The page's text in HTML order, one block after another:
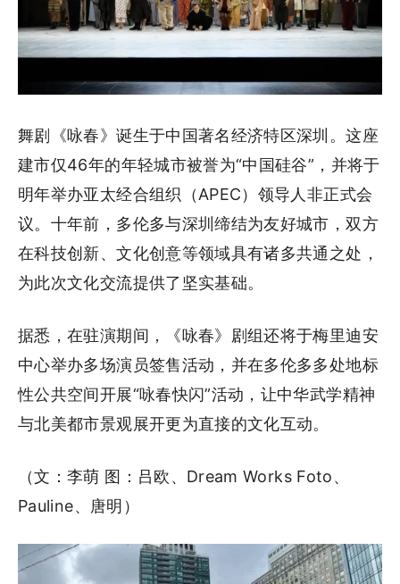
舞剧《咏春》诞生于中国著名经济特区深圳。这座
建市仅46年的年轻城市被誉为“中国硅谷”，并将于
明年举办亚太经合组织（APEC）领导人非正式会
议。十年前，多伦多与深圳缔结为友好城市，双方
在科技创新、文化创意等领域具有诸多共通之处，
为此次文化交流提供了坚实基础。
据悉，在驻演期间，《咏春》剧组还将于梅里迪安
中心举办多场演员签售活动，并在多伦多多处地标
性公共空间开展“咏春快闪”活动，让中华武学精神
与北美都市景观展开更为直接的文化互动。
（文：李萌 图：吕欧、Dream Works Foto、
Pauline、唐明）